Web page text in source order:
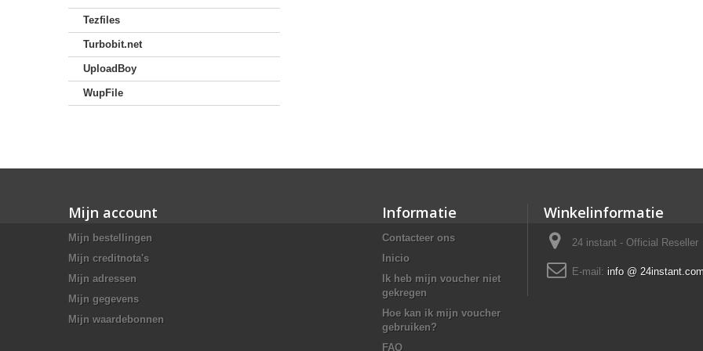
Tezfiles
Turbobit.net
UploadBoy
WupFile
Mijn account
Mijn bestellingen
Mijn creditnota's
Mijn adressen
Mijn gegevens
Mijn waardebonnen
Informatie
Contacteer ons
Inicio
Ik heb mijn voucher niet
gekregen
Hoe kan ik mijn voucher
gebruiken?
FAQ
Winkelinformatie
24 instant - Official Reseller
E-mail: info @